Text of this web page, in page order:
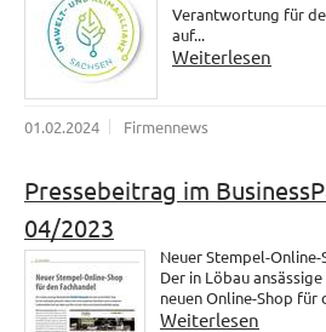
Verantwortung für
auf...
Weiterlesen
01.02.2024 Firmennews
Pressebeitrag im
04/2023
Neuer Stempel-
Der in Löbau
neuen Online-Shop für
Weiterlesen